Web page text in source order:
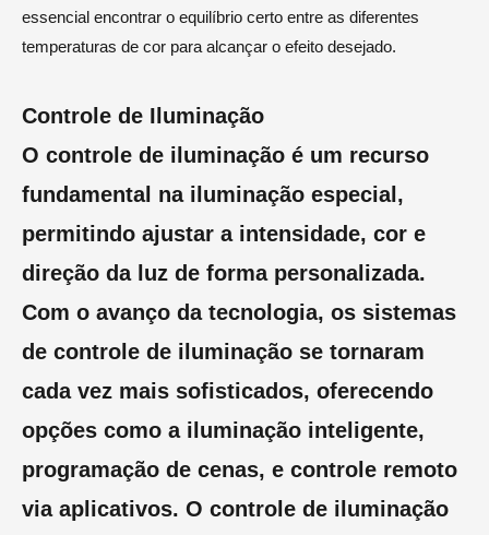
essencial encontrar o equilíbrio certo entre as diferentes
temperaturas de cor para alcançar o efeito desejado.
Controle de Iluminação
O controle de iluminação é um recurso
fundamental na iluminação especial,
permitindo ajustar a intensidade, cor e
direção da luz de forma personalizada.
Com o avanço da tecnologia, os sistemas
de controle de iluminação se tornaram
cada vez mais sofisticados, oferecendo
opções como a iluminação inteligente,
programação de cenas, e controle remoto
via aplicativos. O controle de iluminação